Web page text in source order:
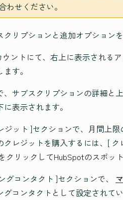
わせください。
クリプションと追加オプション
ウントにて、右上に表示される
す。
、サブスクリプションの詳細と
表示されます。
ジット ]セクションで、月間上限
クレジットを購入するには、[ ク
クリックしてHubSpotのスポッ
グコンタクト ]セクションで、
グコンタクトとして設定されて